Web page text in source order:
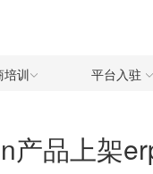
培训 平台入驻
产品上架